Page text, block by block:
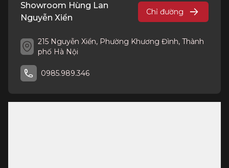
Showroom Hùng Lan
Nguyễn Xiển
Chỉ đường
215 Nguyễn Xiển, Phường Khương Đình, Thành
phố Hà Nội
0985.989.346